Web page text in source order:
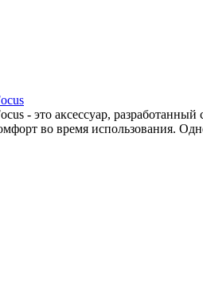
- это аксессуар,
во время использования.